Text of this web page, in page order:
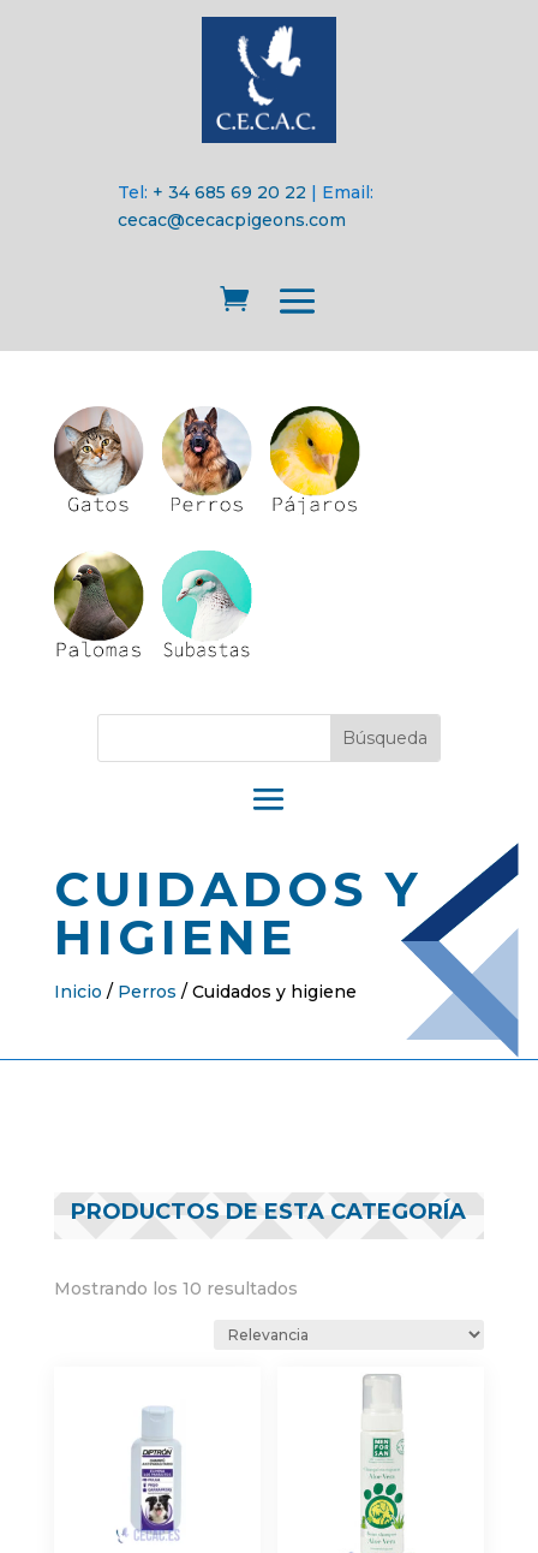
Tel: + 34 685 69 20 22 | Email:
cecac@cecacpigeons.com
CUIDADOS Y
HIGIENE
Inicio / Perros / Cuidados y higiene
PRODUCTOS DE ESTA CATEGORÍA
Mostrando los 10 resultados